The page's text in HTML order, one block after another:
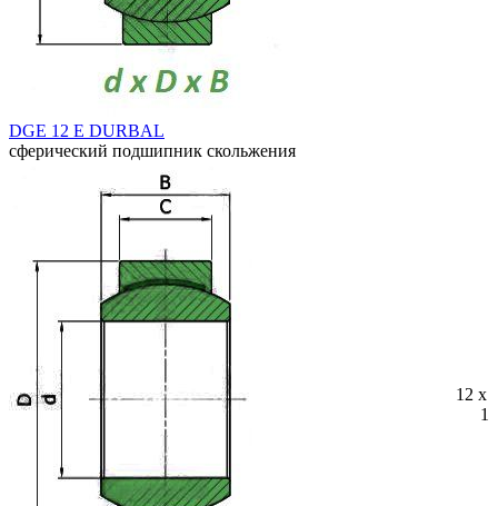
DGE 12 E DURBAL
сферический подшипник скольжения
12 x
10